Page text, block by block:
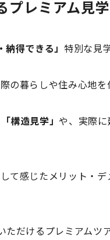
プレミアム見
納得できる」 特別な見
の暮らしや住み心地
「構造見学」や、実際
て感じたメリット・
だけるプレミアムツ